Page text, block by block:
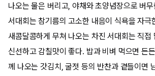
나오는 물은 버리고, 야채와 초양념장으로 버무
서대회는 참기름의 고소한 내음이 식욕을 자극
새콤달콤하게 무쳐 나오는 차진 서대회는 직접
신선하고 감칠맛이 좋다. 밥과 비벼 먹으면 든
께 나오는 갓김치, 굴젓 등의 반찬과 곁들이면